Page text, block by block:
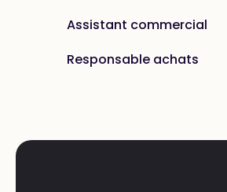
Assistant commercial
Responsable achats